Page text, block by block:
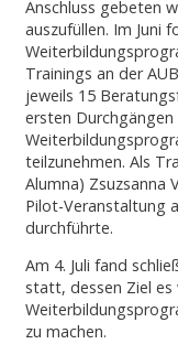
Anschluss gebeten
auszufüllen. Im Juni
Trainings an der
jeweils 15
ersten Durchgängen
teilzunehmen. Als
Alumna) Zsuzsanna
Pilot-Veranstaltung
durchführte.
Am 4. Juli fand
statt, dessen Ziel es
zu machen.